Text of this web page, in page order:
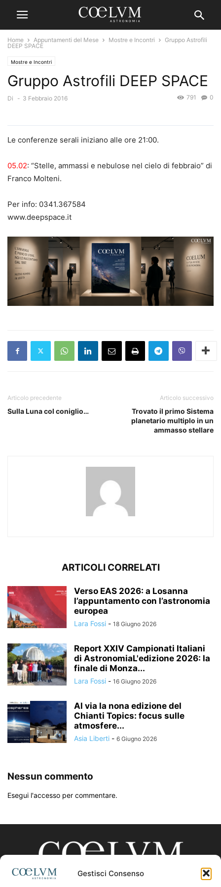
Gestisci Consenso
Home Appuntamenti del Mese Mostre e Incontri
Gruppo Astrofili
DEEP SPACE
Mostre e Incontri
Gruppo Astrofili DEEP SPACE
Di - 3 Febbraio 2016 0
791
Le conferenze serali iniziano alle ore 21:00.
05.02: “Stelle, ammassi e nebulose nel cielo di febbraio” di
Franco Molteni.
Per info: 0341.367584
www.deepspace.it
Articolo precedente
Sulla Luna col coniglio…
Articolo successivo
Trovato il primo Sistema
planetario multiplo in un
ammasso stellare
ARTICOLI CORRELATI
Verso EAS 2026: a Losanna
l’appuntamento con l’astronomia
europea
Lara Fossi - 18 Giugno 2026
Report XXIV Campionati Italiani
di AstronomiaL'edizione 2026: la
finale di Monza...
Lara Fossi - 16 Giugno 2026
Al via la nona edizione del
Chianti Topics: focus sulle
atmosfere...
Asia Liberti - 6 Giugno 2026
Nessun commento
Esegui l'accesso per commentare.